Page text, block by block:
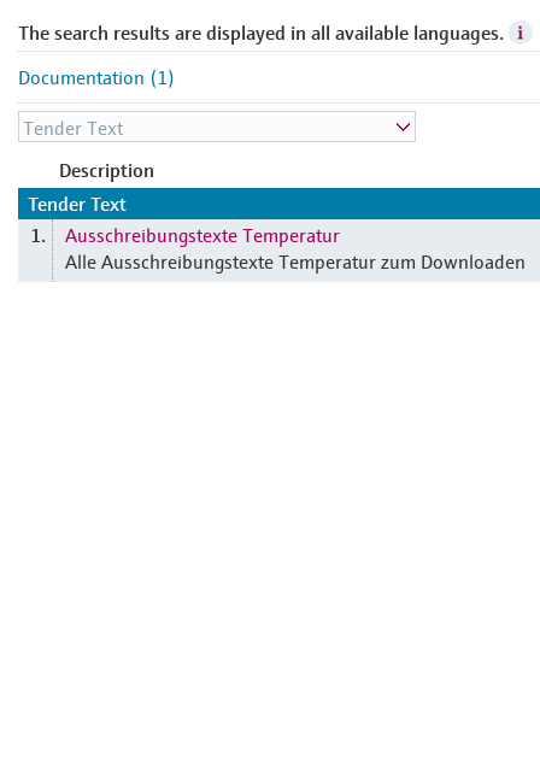
The search results are displayed in all available languages.
Documentation (1)
Description
Tender Text
1.
Ausschreibungstexte Temperatur
Alle Ausschreibungstexte Temperatur zum Downloaden